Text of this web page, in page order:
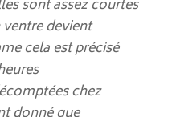
sont assez courtes
devient
cela est précisé
chez